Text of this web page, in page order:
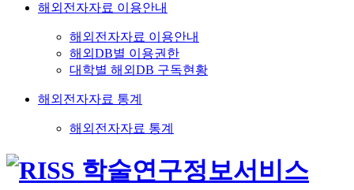
해외전자자료 이용안내
해외전자자료 이용안내
해외DB별 이용권한
대학별 해외DB 구독현황
해외전자자료 통계
해외전자자료 통계